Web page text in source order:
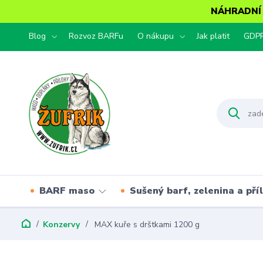
Blog Rozvoz BARFu O nákupu Jak platit
BARF maso Sušený barf, zelenina a
Konzervy MAX kuře s drštkami 1200 g